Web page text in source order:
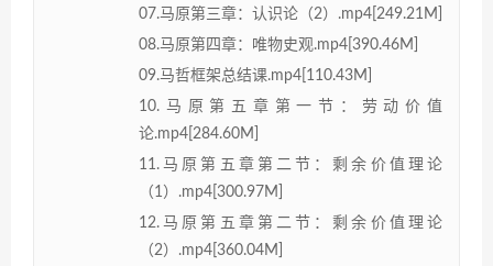
07.马原第三章：认识论（2）.mp4[249.21M]
08.马原第四章：唯物史观.mp4[390.46M]
09.马哲框架总结课.mp4[110.43M]
10.马原第五章第一节：劳动价值
论.mp4[284.60M]
11.马原第五章第二节：剩余价值理论
（1）.mp4[300.97M]
12.马原第五章第二节：剩余价值理论
（2）.mp4[360.04M]